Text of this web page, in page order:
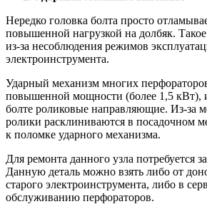
Нередко головка болта просто
повышенной нагрузкой на долбяк.
из-за несоблюдения режимов
электроинструмента.
Ударный механизм многих
повышенной мощности (более 1,5 кВт),
болте роликовые направляющие. Из-за
ролики расклиниваются в посадочном
к поломке ударного механизма.
Для ремонта данного узла потребуется
Данную деталь можно взять либо от
старого электроинструмента, либо в
обслуживанию перфораторов.